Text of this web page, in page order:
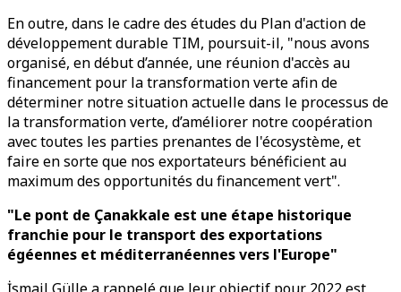
En outre, dans le cadre des études du Plan d'action de
développement durable TIM, poursuit-il, "nous avons
organisé, en début d’année, une réunion d'accès au
financement pour la transformation verte afin de
déterminer notre situation actuelle dans le processus de
la transformation verte, d’améliorer notre coopération
avec toutes les parties prenantes de l'écosystème, et
faire en sorte que nos exportateurs bénéficient au
maximum des opportunités du financement vert".
"Le pont de Çanakkale est une étape historique
franchie pour le transport des exportations
égéennes et méditerranéennes vers l'Europe"